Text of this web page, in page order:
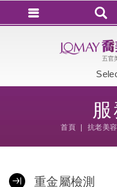
首頁 抗老美容
重金屬檢測
會